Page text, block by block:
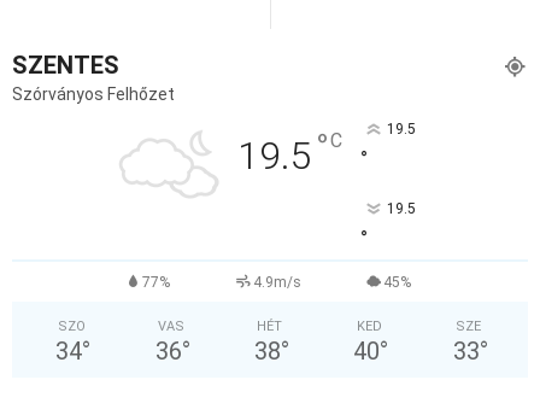
SZENTES
Szórványos Felhőzet
19.5 °C 19.5
°
19.5
°
77% 4.9m/s 45%
SZO
34°
VAS
36°
HÉT
38°
KED
40°
SZE
33°